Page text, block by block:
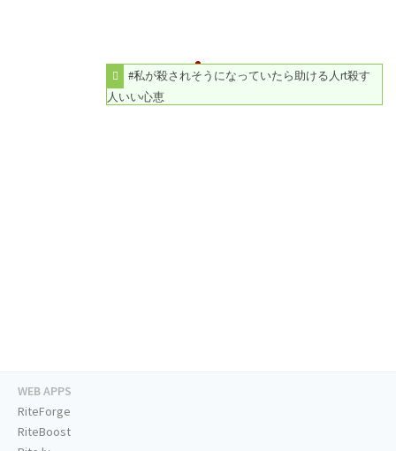
#私が殺されそうになっていたら助ける人rt殺す
人いい心恵
WEB APPS
RiteForge
RiteBoost